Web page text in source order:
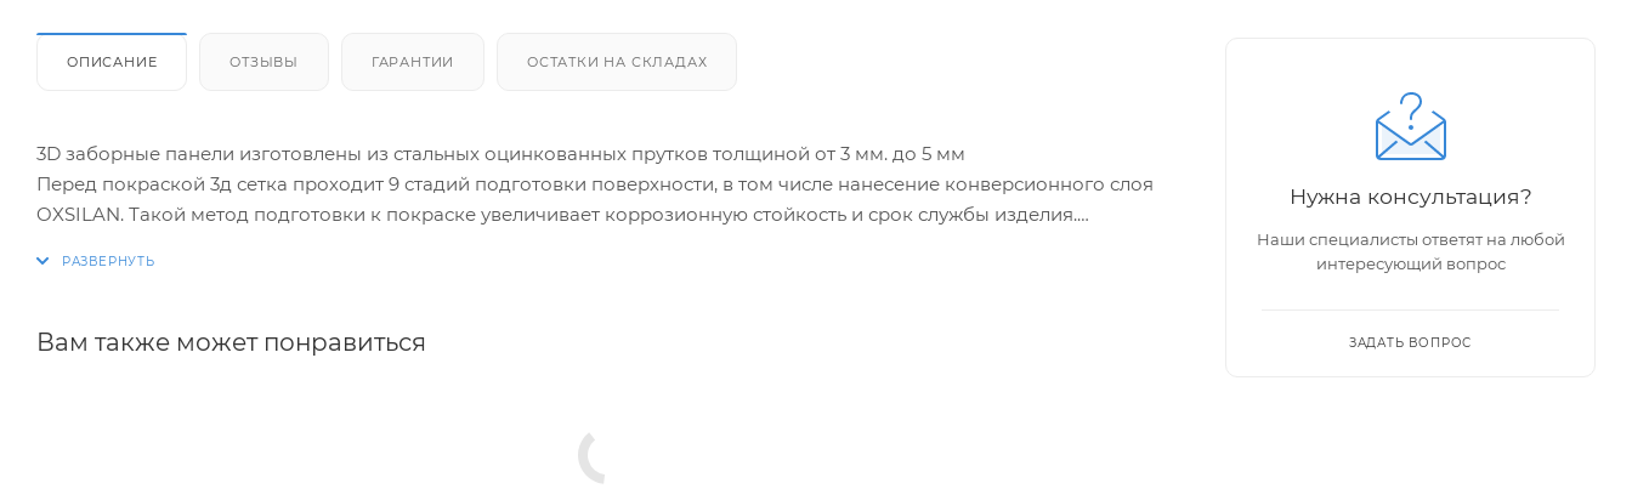
ОПИСАНИЕ ОТЗЫВЫ ГАРАНТИИ ОСТАТКИ НА СКЛАДАХ
3D заборные панели изготовлены из стальных оцинкованных прутков толщиной от 3 мм. до 5 мм
Перед покраской 3д сетка проходит 9 стадий подготовки поверхности, в том числе нанесение конверсионного слоя
OXSILAN. Такой метод подготовки к покраске увеличивает коррозионную стойкость и срок службы изделия.
Вам также может понравиться
Нужна консультация?
Наши специалисты ответят на любой
интересующий вопрос
ЗАДАТЬ ВОПРОС